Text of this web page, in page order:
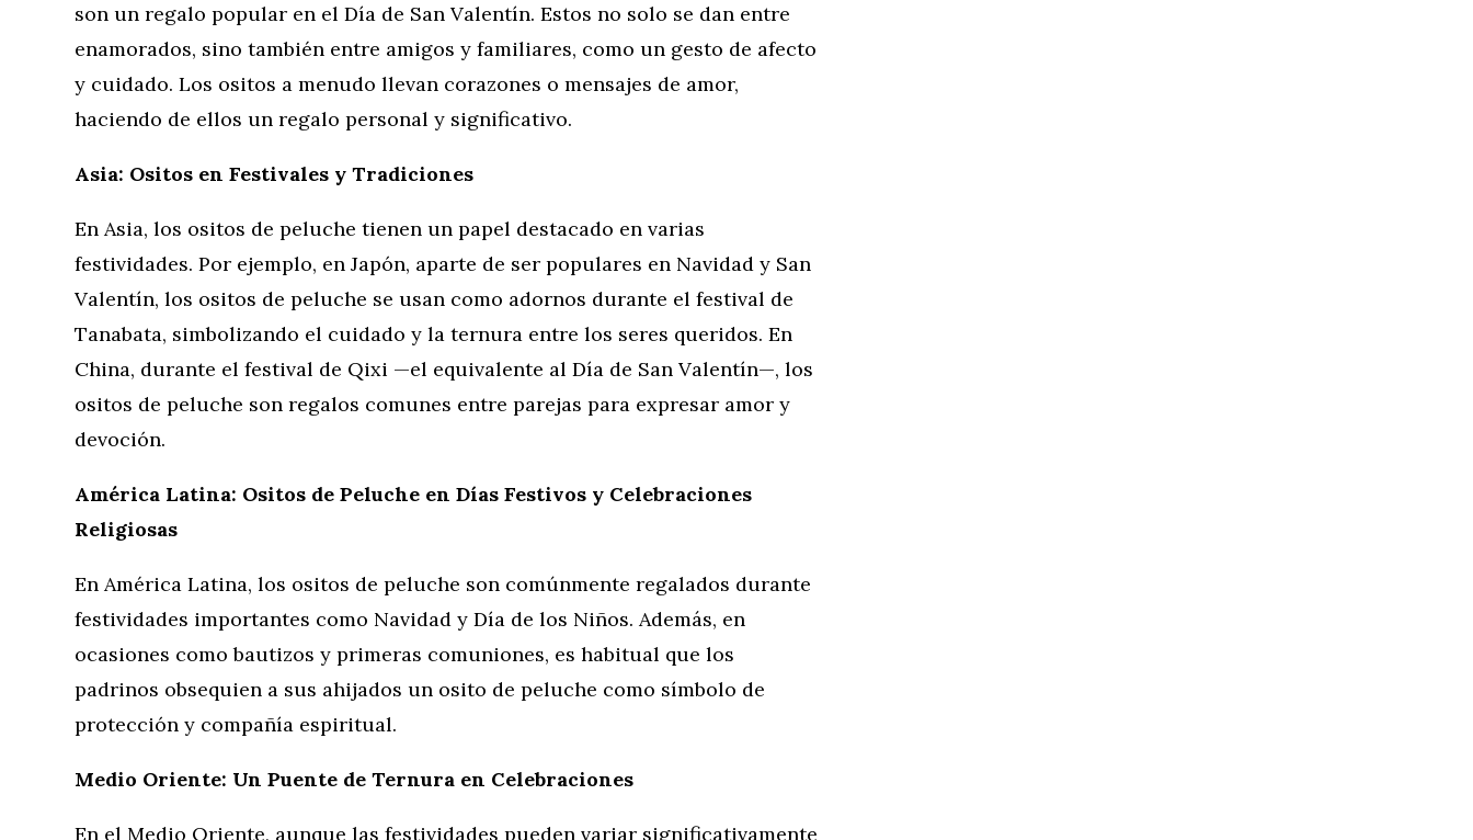
son un regalo popular en el Día de San Valentín. Estos no solo se dan entre
enamorados, sino también entre amigos y familiares, como un gesto de afecto
y cuidado. Los ositos a menudo llevan corazones o mensajes de amor,
haciendo de ellos un regalo personal y significativo.
Asia: Ositos en Festivales y Tradiciones
En Asia, los ositos de peluche tienen un papel destacado en varias
festividades. Por ejemplo, en Japón, aparte de ser populares en Navidad y San
Valentín, los ositos de peluche se usan como adornos durante el festival de
Tanabata, simbolizando el cuidado y la ternura entre los seres queridos. En
China, durante el festival de Qixi —el equivalente al Día de San Valentín—, los
ositos de peluche son regalos comunes entre parejas para expresar amor y
devoción.
América Latina: Ositos de Peluche en Días Festivos y Celebraciones
Religiosas
En América Latina, los ositos de peluche son comúnmente regalados durante
festividades importantes como Navidad y Día de los Niños. Además, en
ocasiones como bautizos y primeras comuniones, es habitual que los
padrinos obsequien a sus ahijados un osito de peluche como símbolo de
protección y compañía espiritual.
Medio Oriente: Un Puente de Ternura en Celebraciones
En el Medio Oriente, aunque las festividades pueden variar significativamente